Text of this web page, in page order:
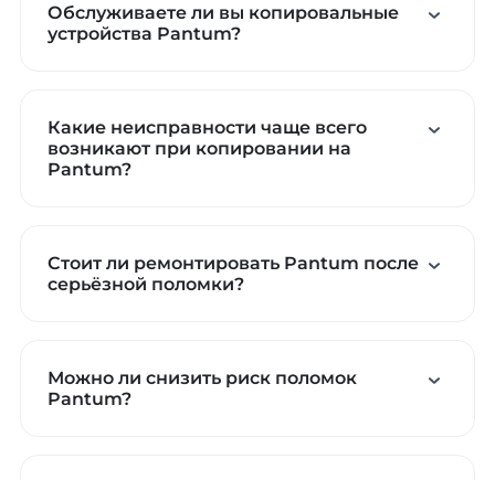
Обслуживаете ли вы копировальные
устройства Pantum?
Какие неисправности чаще всего
возникают при копировании на
Pantum?
Стоит ли ремонтировать Pantum после
серьёзной поломки?
Можно ли снизить риск поломок
Pantum?